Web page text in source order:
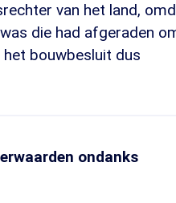
van het land,
die had afgeraden
bouwbesluit dus
ondanks